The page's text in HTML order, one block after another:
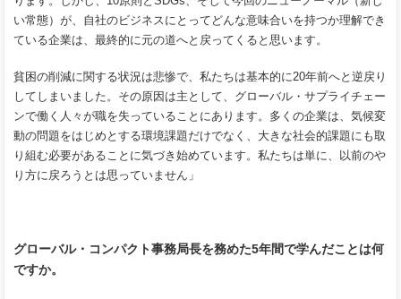
い常態）が、自社のビジネスにとってどんな意味合いを持つか理解でき
ている企業は、最終的に元の道へと戻ってくると思います。
貧困の削減に関する状況は悲惨で、私たちは基本的に20年前へと逆戻り
してしまいました。その原因は主として、グローバル・サプライチェー
ンで働く人々が職を失っていることにあります。多くの企業は、気候変
動の問題をはじめとする環境課題だけでなく、大きな社会的課題にも取
り組む必要があることに気づき始めています。私たちは単に、以前のや
り方に戻ろうとは思っていません」
グローバル・コンパクト事務局長を務めた5年間で学んだことは何
ですか。